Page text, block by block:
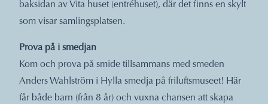
baksidan av Vita huset (entréhuset), där det finns en skylt
som visar samlingsplatsen.
Prova på i smedjan
Kom och prova på smide tillsammans med smeden
Anders Wahlström i Hylla smedja på friluftsmuseet! Här
får både barn (från 8 år) och vuxna chansen att skapa